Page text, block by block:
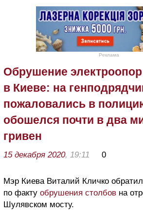
Реклама
Обрушение
в Киеве: на
пожаловались в
обошелся почти в два
гривен
15 декабря 2020, 19:11 0
Мэр Киева Виталий Кличко
по факту обрушения столбов на
Шулявском мосту.